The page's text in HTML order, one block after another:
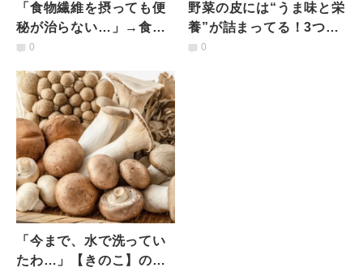
「食物繊維を摂っても便
秘が治らない…」→食べ
方が間違っている人多
摂取のポイントとは？
0
野菜の皮には“うま味と栄
養”が詰まってる！3つの
身近な野菜の皮ごと活用
0
「今まで、水で洗ってい
たわ…」【きのこ】の栄